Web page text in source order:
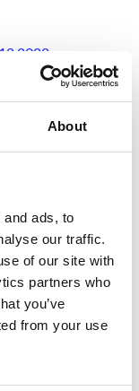
About
ads, to
our traffic.
of our site with
partners who
you’ve
from your use
ratalain